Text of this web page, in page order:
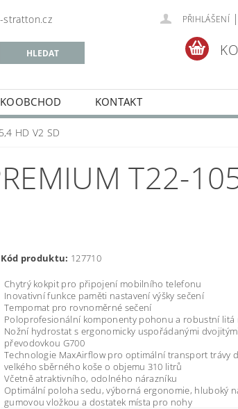
stratton.cz PŘIHLÁŠENÍ |
KONTAKT
HD V2 SD
T22-
Kód produktu: 127710
Chytrý kokpit pro připojení mobilního telefonu
Inovativní funkce paměti nastavení výšky sečení
Tempomat pro rovnoměrné sečení
Poloprofesionální komponenty pohonu a robustní litá
Nožní hydrostat s ergonomicky uspořádanými
převodovkou G700
Technologie MaxAirflow pro optimální transport trávy
velkého sběrného koše o objemu 310 litrů
Včetně atraktivního, odolného nárazníku
Optimální poloha sedu, výborná ergonomie, hluboký
gumovou vložkou a dostatek místa pro nohy